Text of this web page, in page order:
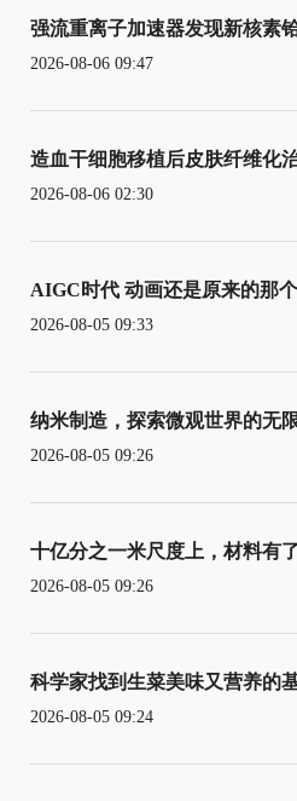
强流重离子加速器发现新核素
2026-08-06 09:47
造血干细胞移植后皮肤纤维化
2026-08-06 02:30
AIGC时代 动画还是原来的那
2026-08-05 09:33
纳米制造，探索微观世界的无
2026-08-05 09:26
十亿分之一米尺度上，材料有
2026-08-05 09:26
科学家找到生菜美味又营养的
2026-08-05 09:24